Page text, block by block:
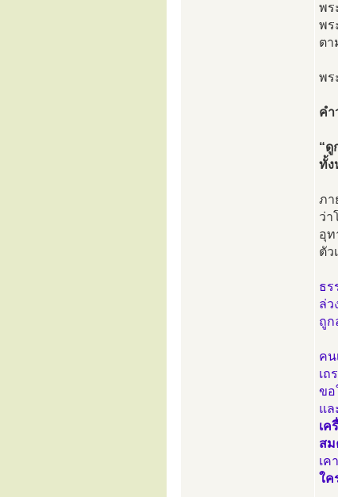
พร
พร
ตา
พร
คำ
“ดู
ทั้ง
ภา
ว่า
อุท
ตัว
ธร
ล่ว
ถูก
คน
เถ
ขอ
แล
เค
สม
เค
ใค